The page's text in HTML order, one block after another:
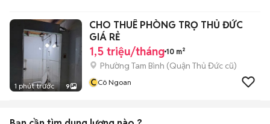
1 phút trước 9
CHO THUÊ PHÒNG TRỌ THỦ ĐỨC
GIÁ RẺ
1,5 triệu/tháng 10 m²
Phường Tam Bình (Quận Thủ Đức cũ)
CCô Ngoan